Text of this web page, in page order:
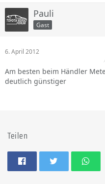
Pauli
Gast
6. April 2012
Am besten beim Händler
deutlich günstiger
Teilen